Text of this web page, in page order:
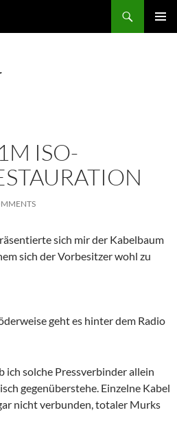
ISO-
sich mir der Kabelbaum
sich der Vorbesitzer wohl zu
geht es hinter dem Radio
ich solche Pressverbinder allein
gegenüberstehe. Einzelne Kabel
nicht verbunden, totaler Murks